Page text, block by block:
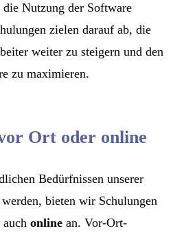
Nutzung der Software
zielen darauf ab, die
weiter zu steigern und den
zu maximieren.
Ort oder online
Bedürfnissen unserer
bieten wir Schulungen
auch online an. Vor-Ort-